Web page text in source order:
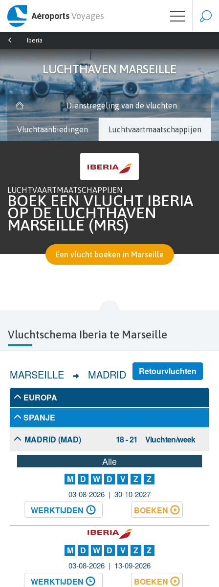
AéroportsVoyages
Iberia
LUCHTHAVEN MARSEILLE
Dienstregeling van de vluchten
Vluchtaanbiedingen Luchtvaartmaatschappijen
LUCHTVAARTMAATSCHAPPIJEN
BOEK EEN VLUCHT IBERIA
OP DE LUCHTHAVEN
MARSEILLE (MRS)
Een vlucht boeken in Marseille
Vluchtschema Iberia te Marseille